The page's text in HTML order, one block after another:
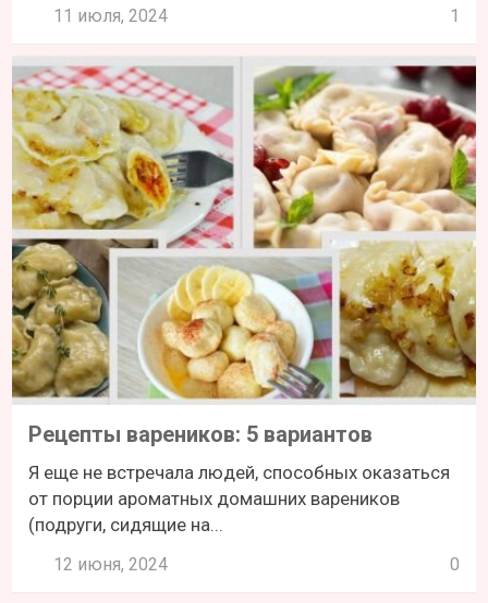
11 июля, 2024 1
Рецепты вареников: 5 вариантов
Я еще не встречала людей, способных оказаться
от порции ароматных домашних вареников
(подруги, сидящие на...
12 июня, 2024 0